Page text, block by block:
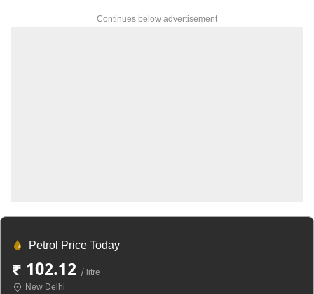
Continues below advertisement
Petrol Price Today
₹ 102.12 / litre
New Delhi